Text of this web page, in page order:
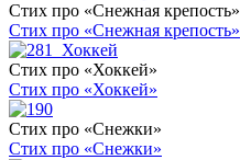
Стих про «Снежная крепость»
Стих про «Снежная крепость»
Стих про «Хоккей»
Стих про «Хоккей»
Стих про «Снежки»
Стих про «Снежки»